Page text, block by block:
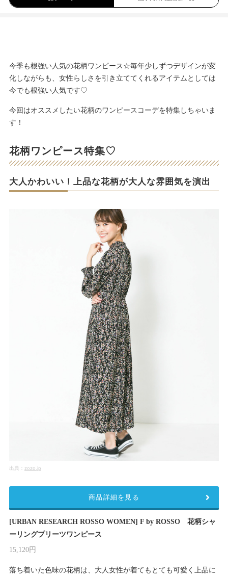
今季も根強い人気の花柄ワンピース☆毎年少しずつデザインが変
化しながらも、女性らしさを引き立ててくれるアイテムとしては
今でも根強い人気です♡
今回はオススメしたい花柄のワンピースコーデを特集しちゃいま
す！
花柄ワンピース特集♡
大人かわいい！上品な花柄が大人な雰囲気を演出
出典： zozo.jp
[URBAN RESEARCH ROSSO WOMEN] F by ROSSO 花柄シャ
ーリングプリーツワンピース
15,120円
落ち着いた色味の花柄は、大人女性が着てもとても可愛く上品に
商品詳細を見る